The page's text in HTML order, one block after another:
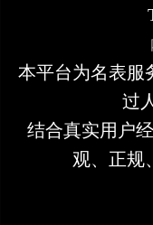
本平台为名表服
过
结合真实用户
观、正规